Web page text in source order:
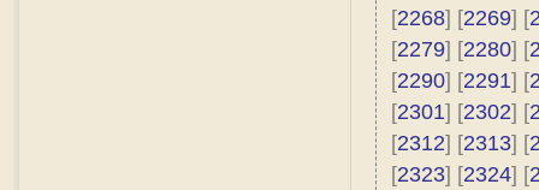
[2268] [2269] [
[2279] [2280] [
[2290] [2291] [
[2301] [2302] [
[2312] [2313] [
[2323] [2324] [